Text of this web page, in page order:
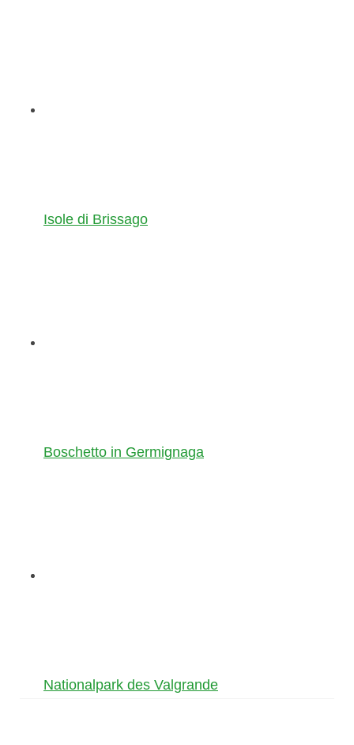
Isole di Brissago
Boschetto in Germignaga
Nationalpark des Valgrande